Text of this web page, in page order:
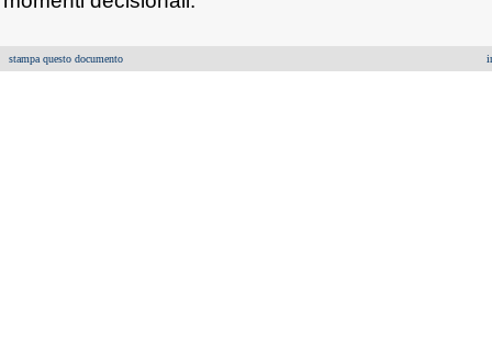
stampa questo documento